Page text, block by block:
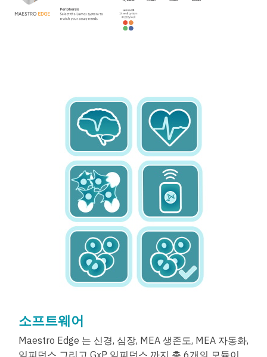
소프트웨어
Maestro Edge 는 신경, 심장, MEA 생존도, MEA 자동화,
임피던스 그리고 GxP 임피던스 까지 총 6개의 모듈이